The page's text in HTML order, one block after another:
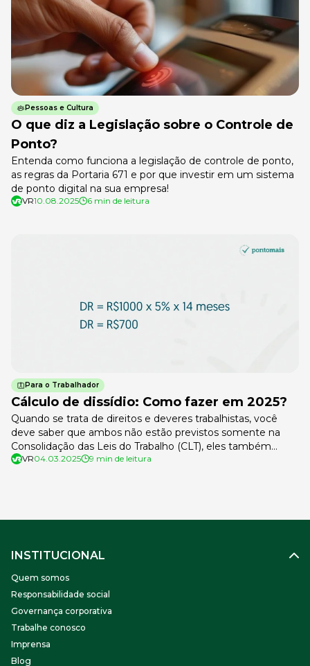
Pessoas e Cultura
O que diz a Legislação sobre o Controle de
Ponto?
Entenda como funciona a legislação de controle de ponto,
as regras da Portaria 671 e por que investir em um sistema
de ponto digital na sua empresa!
VR10.08.2025 6 min de leitura
Para o Trabalhador
Cálculo de dissídio: Como fazer em 2025?
Quando se trata de direitos e deveres trabalhistas, você
deve saber que ambos não estão previstos somente na
Consolidação das Leis do Trabalho (CLT), eles também
podem ser determinados por convenções coletivas e
VR04.03.2025 9 min de leitura
INSTITUCIONAL
Quem somos
Responsabilidade social
Governança corporativa
Trabalhe conosco
Imprensa
Blog